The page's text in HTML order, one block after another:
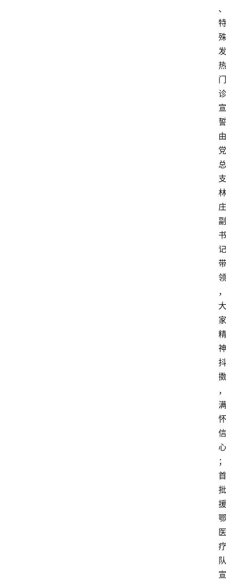
、
特
殊
发
热
门
诊
宣
誓
由
党
总
支
林
庄
副
书
记
带
领
，
大
家
精
神
抖
擞
，
满
怀
信
心
；
首
批
援
鄂
医
疗
队
宣